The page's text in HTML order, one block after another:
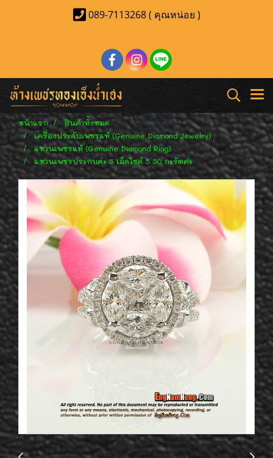
089-7113268 ( คุณหน่อย )
หน้าแรก
สินค้าทั้งหมด
เครื่องประดับเพชรแท้ (Genuine Diamond Jewelry)
แหวนเพชรแท้ (Genuine Diamond Ring)
แหวนเพชรประกบค่ะ 5 เม็ดไซด์ 5.50 กะรัตค่ะ